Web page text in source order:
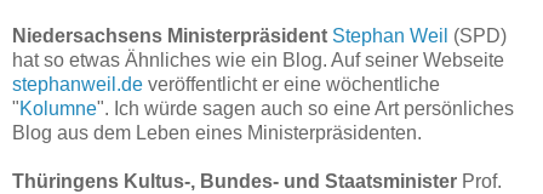
Niedersachsens Ministerpräsident Stephan Weil (SPD)
hat so etwas Ähnliches wie ein Blog. Auf seiner Webseite
stephanweil.de veröffentlicht er eine wöchentliche
"Kolumne". Ich würde sagen auch so eine Art persönliches
Blog aus dem Leben eines Ministerpräsidenten.
Thüringens Kultus-, Bundes- und Staatsminister Prof.